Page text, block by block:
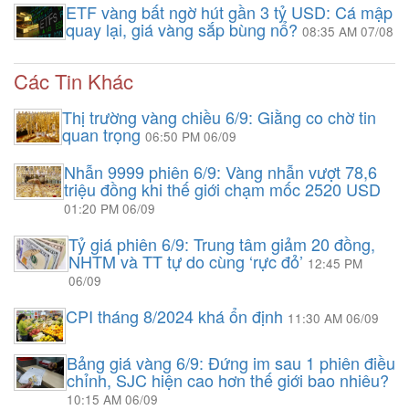
ETF vàng bất ngờ hút gần 3 tỷ USD: Cá mập
quay lại, giá vàng sắp bùng nổ? 08:35 AM 07/08
Các Tin Khác
Thị trường vàng chiều 6/9: Giằng co chờ tin
quan trọng06:50 PM 06/09
Nhẫn 9999 phiên 6/9: Vàng nhẫn vượt 78,6
triệu đồng khi thế giới chạm mốc 2520 USD
01:20 PM 06/09
Tỷ giá phiên 6/9: Trung tâm giảm 20 đồng,
NHTM và TT tự do cùng ‘rực đỏ’ 12:45 PM
06/09
CPI tháng 8/2024 khá ổn định 11:30 AM 06/09
Bảng giá vàng 6/9: Đứng im sau 1 phiên điều
chỉnh, SJC hiện cao hơn thế giới bao nhiêu?
10:15 AM 06/09